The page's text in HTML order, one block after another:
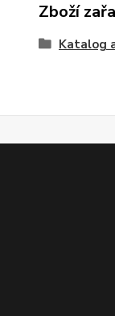
Zboží
Katalog